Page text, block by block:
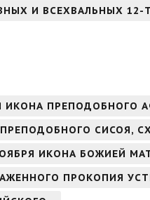
И ВСЕХВАЛЬНЫХ 12-
ИКОНА ПРЕПОДОБНОГО
СИСОЯ,
ИКОНА БОЖИЕЙ
ПРОКОПИЯ